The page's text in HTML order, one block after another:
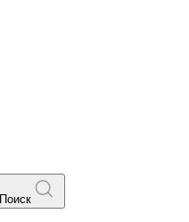
Поиск